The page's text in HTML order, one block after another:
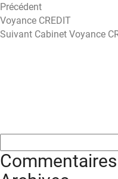
Précédent
Voyance CREDIT
Article
Suivant Cabinet Voyance